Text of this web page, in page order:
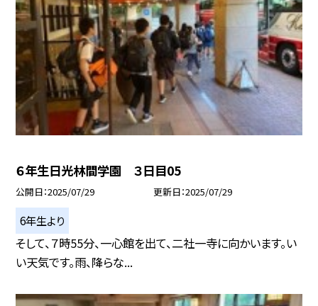
６年生日光林間学園 ３日目05
公開日 2025/07/29 更新日 2025/07/29
6年生より
そして、７時55分、一心館を出て、二社一寺に向かいます。い
い天気です。雨、降らな...